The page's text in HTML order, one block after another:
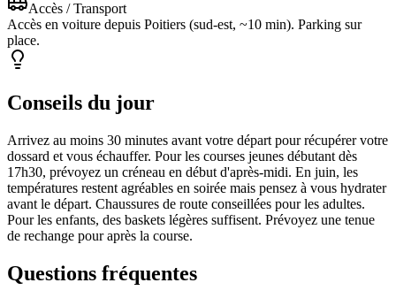
Accès / Transport
Accès en voiture depuis Poitiers (sud-est, ~10 min). Parking sur
place.
Conseils du jour
Arrivez au moins 30 minutes avant votre départ pour récupérer votre
dossard et vous échauffer. Pour les courses jeunes débutant dès
17h30, prévoyez un créneau en début d'après-midi. En juin, les
températures restent agréables en soirée mais pensez à vous hydrater
avant le départ. Chaussures de route conseillées pour les adultes.
Pour les enfants, des baskets légères suffisent. Prévoyez une tenue
de rechange pour après la course.
Questions fréquentes